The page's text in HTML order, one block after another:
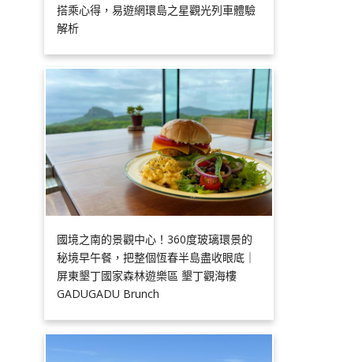
搭乘心得，易遊網環島之星觀光列車體驗
解析
國境之南的景觀中心！360度玻璃環景的
秘境早午餐，把整個恆春半島盡收眼底｜
屏東墾丁國家森林遊樂區 墾丁觀海樓
GADUGADU Brunch